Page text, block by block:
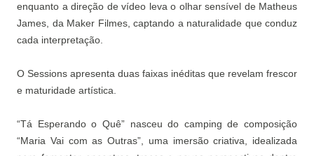
enquanto a direção de vídeo leva o olhar sensível de Matheus
James, da Maker Filmes, captando a naturalidade que conduz
cada interpretação.
O Sessions apresenta duas faixas inéditas que revelam frescor
e maturidade artística.
“Tá Esperando o Quê” nasceu do camping de composição
“Maria Vai com as Outras”, uma imersão criativa, idealizada